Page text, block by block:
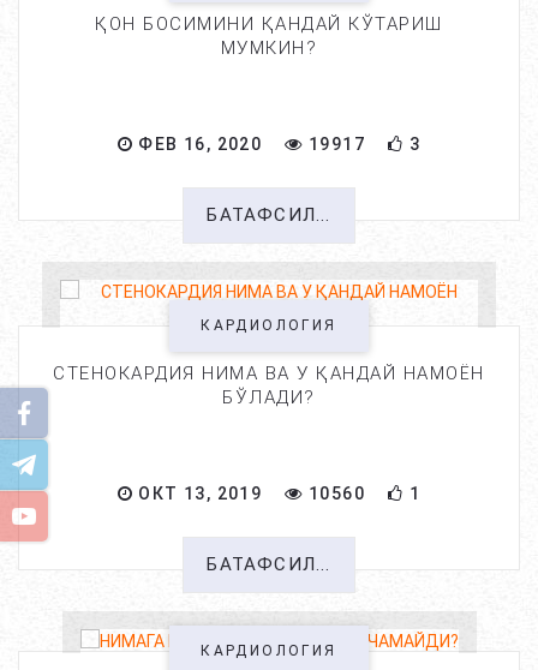
ҚОН БОСИМИНИ ҚАНДАЙ КЎТАРИШ
МУМКИН?
ФЕВ 16, 2020 19917 3
БАТАФСИЛ...
КАРДИОЛОГИЯ
СТЕНОКАРДИЯ НИМА ВА У ҚАНДАЙ НАМОЁН
БЎЛАДИ?
ОКТ 13, 2019 10560 1
БАТАФСИЛ...
КАРДИОЛОГИЯ